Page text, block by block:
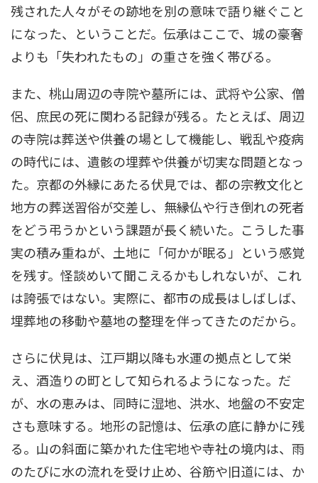
残された人々がその跡地を別の意味で語り継ぐこと
になった、ということだ。伝承はここで、城の豪奢
よりも「失われたもの」の重さを強く帯びる。
また、桃山周辺の寺院や墓所には、武将や公家、僧
侶、庶民の死に関わる記録が残る。たとえば、周辺
の寺院は葬送や供養の場として機能し、戦乱や疫病
の時代には、遺骸の埋葬や供養が切実な問題となっ
た。京都の外縁にあたる伏見では、都の宗教文化と
地方の葬送習俗が交差し、無縁仏や行き倒れの死者
をどう弔うかという課題が長く続いた。こうした事
実の積み重ねが、土地に「何かが眠る」という感覚
を残す。怪談めいて聞こえるかもしれないが、これ
は誇張ではない。実際に、都市の成長はしばしば、
埋葬地の移動や墓地の整理を伴ってきたのだから。
さらに伏見は、江戸期以降も水運の拠点として栄
え、酒造りの町として知られるようになった。だ
が、水の恵みは、同時に湿地、洪水、地盤の不安定
さも意味する。地形の記憶は、伝承の底に静かに残
る。山の斜面に築かれた住宅地や寺社の境内は、雨
のたびに水の流れを受け止め、谷筋や旧道には、か